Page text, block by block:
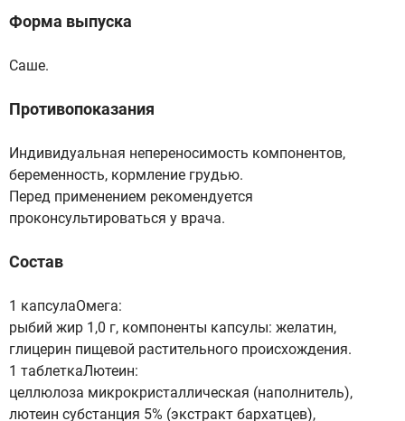
Форма выпуска
Саше.
Противопоказания
Индивидуальная непереносимость компонентов,
беременность, кормление грудью.
Перед применением рекомендуется
проконсультироваться у врача.
Состав
1 капсулаОмега:
рыбий жир 1,0 г, компоненты капсулы: желатин,
глицерин пищевой растительного происхождения.
1 таблеткаЛютеин:
целлюлоза микрокристаллическая (наполнитель),
лютеин субстанция 5% (экстракт бархатцев),